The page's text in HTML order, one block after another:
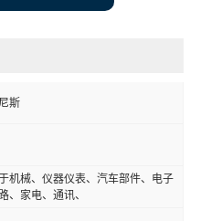
斯
机械、仪器仪表、汽车部件、电子
、家电、通讯、